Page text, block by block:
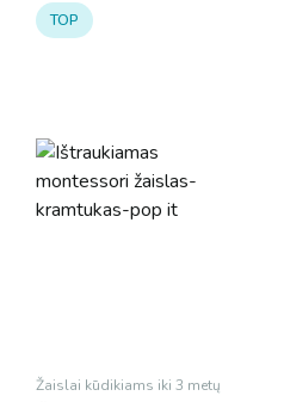
TOP
Žaislai kūdikiams iki 3 metų